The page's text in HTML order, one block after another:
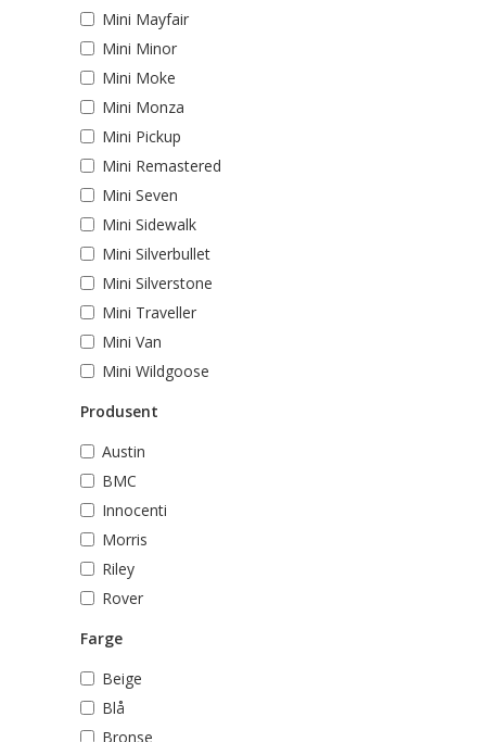
Mini Mayfair
Mini Minor
Mini Moke
Mini Monza
Mini Pickup
Mini Remastered
Mini Seven
Mini Sidewalk
Mini Silverbullet
Mini Silverstone
Mini Traveller
Mini Van
Mini Wildgoose
Produsent
Austin
BMC
Innocenti
Morris
Riley
Rover
Farge
Beige
Blå
Bronse